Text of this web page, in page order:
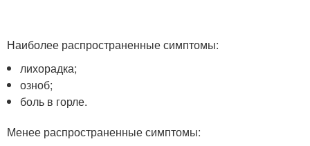
Наиболее распространенные симптомы:
лихорадка;
озноб;
боль в горле.
Менее распространенные симптомы: